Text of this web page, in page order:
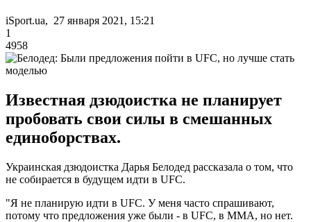
iSport.ua, 27 января 2021, 15:21
1
4958
Известная дзюдоистка не планирует
пробовать свои силы в смешанных
единоборствах.
Украинская дзюдоистка Дарья Белодед рассказала о том, что
не собирается в будущем идти в UFC.
"Я не планирую идти в UFC. У меня часто спрашивают,
потому что предложения уже были - в UFC, в ММА, но нет.